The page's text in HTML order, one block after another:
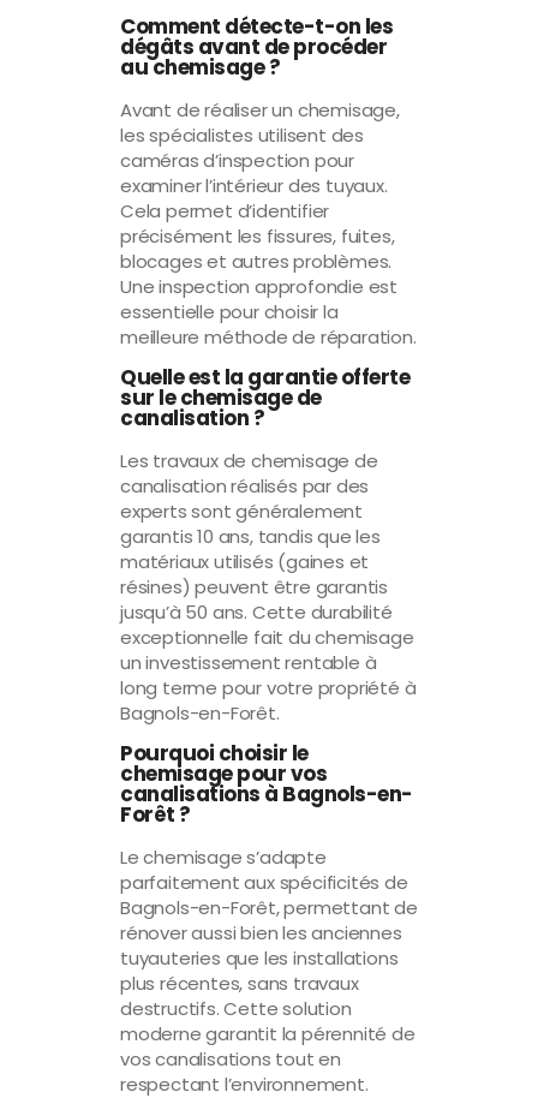
Comment détecte-t-on les
dégâts avant de procéder
au chemisage ?
Avant de réaliser un chemisage,
les spécialistes utilisent des
caméras d’inspection pour
examiner l’intérieur des tuyaux.
Cela permet d’identifier
précisément les fissures, fuites,
blocages et autres problèmes.
Une inspection approfondie est
essentielle pour choisir la
meilleure méthode de réparation.
Quelle est la garantie offerte
sur le chemisage de
canalisation ?
Les travaux de chemisage de
canalisation réalisés par des
experts sont généralement
garantis 10 ans, tandis que les
matériaux utilisés (gaines et
résines) peuvent être garantis
jusqu’à 50 ans. Cette durabilité
exceptionnelle fait du chemisage
un investissement rentable à
long terme pour votre propriété à
Bagnols-en-Forêt.
Pourquoi choisir le
chemisage pour vos
canalisations à Bagnols-en-
Forêt ?
Le chemisage s’adapte
parfaitement aux spécificités de
Bagnols-en-Forêt, permettant de
rénover aussi bien les anciennes
tuyauteries que les installations
plus récentes, sans travaux
destructifs. Cette solution
moderne garantit la pérennité de
vos canalisations tout en
respectant l’environnement.